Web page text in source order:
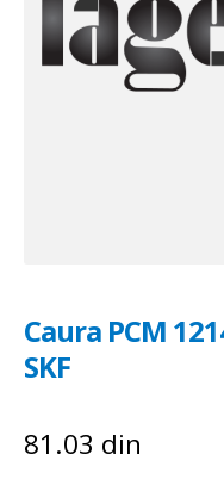
Caura PCM
SKF
81.03 din